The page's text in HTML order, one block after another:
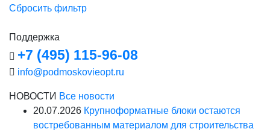
Сбросить фильтр
Поддержка
+7 (495) 115-96-08
info@podmoskovieopt.ru
НОВОСТИ Все новости
20.07.2026 Крупноформатные блоки остаются
востребованным материалом для строительства